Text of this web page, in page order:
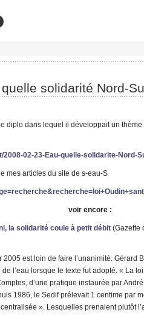
solidarité Nord-
diplo dans lequel il développait un
2008-02-23-Eau-quelle-solidarite-Nord-
mes articles du site de s-eau-S
voir encore :
la solidarité coule à petit débit (Gazette
est loin de faire l’unanimité. Gérard
l’eau lorsque le texte fut adopté. « La
d’une pratique instaurée par
1986, le Sedif prélevait 1 centime par
». Lesquelles prenaient plutôt